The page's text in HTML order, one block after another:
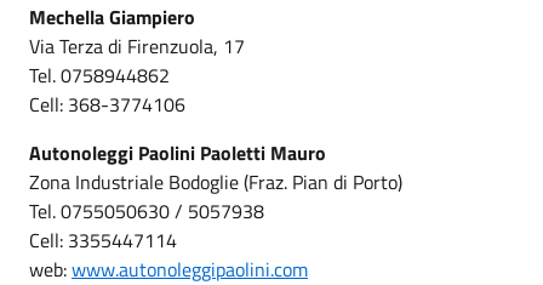
Mechella Giampiero
Via Terza di Firenzuola, 17
Tel. 0758944862
Cell: 368-3774106
Autonoleggi Paolini Paoletti Mauro
Zona Industriale Bodoglie (Fraz. Pian di Porto)
Tel. 0755050630 / 5057938
Cell: 3355447114
web:www.autonoleggipaolini.com